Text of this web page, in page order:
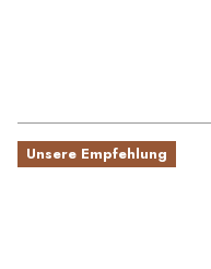
Unsere Empfehlung